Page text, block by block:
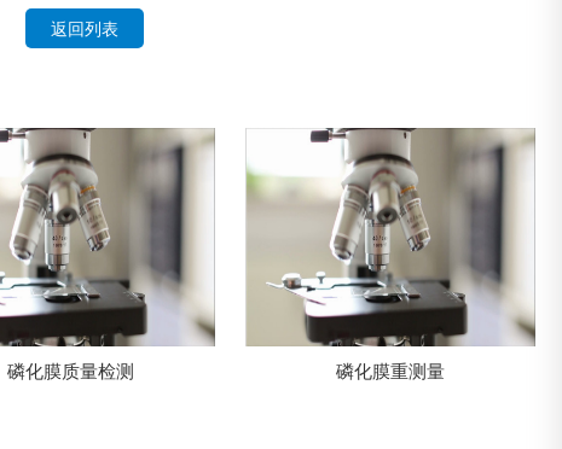
返回列表
磷化膜重测量 现场镀层厚度测量